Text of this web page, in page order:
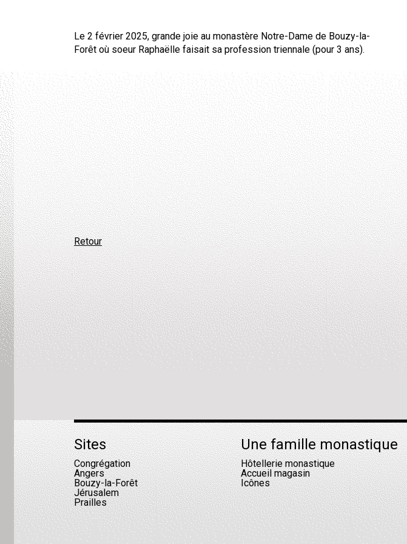
Le 2 février 2025, grande joie au monastère Notre-Dame de Bouzy-la-
Forêt où soeur Raphaëlle faisait sa profession triennale (pour 3 ans).
Retour
Sites
Congrégation
Angers
Bouzy-la-Forêt
Jérusalem
Prailles
Une famille monastique
Hôtellerie monastique
Accueil magasin
Icônes